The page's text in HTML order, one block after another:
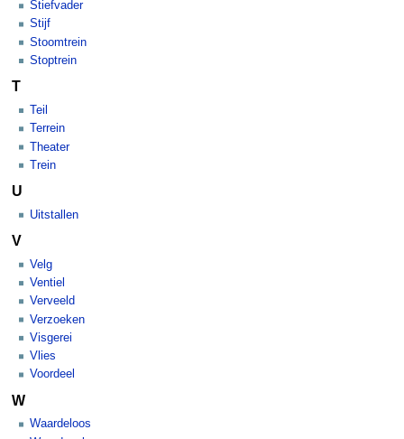
Stiefvader
Stijf
Stoomtrein
Stoptrein
T
Teil
Terrein
Theater
Trein
U
Uitstallen
V
Velg
Ventiel
Verveeld
Verzoeken
Visgerei
Vlies
Voordeel
W
Waardeloos